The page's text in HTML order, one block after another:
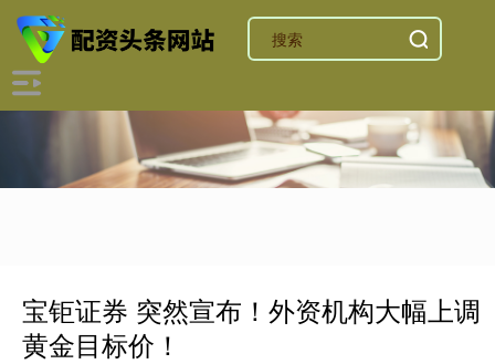
宝钜证券 突然宣布！外资机构大幅上调
黄金目标价！